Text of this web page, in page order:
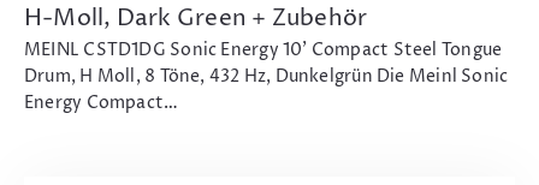
H-Moll, Dark Green + Zubehör
MEINL CSTD1DG Sonic Energy 10' Compact Steel Tongue
Drum, H Moll, 8 Töne, 432 Hz, Dunkelgrün Die Meinl Sonic
Energy Compact…